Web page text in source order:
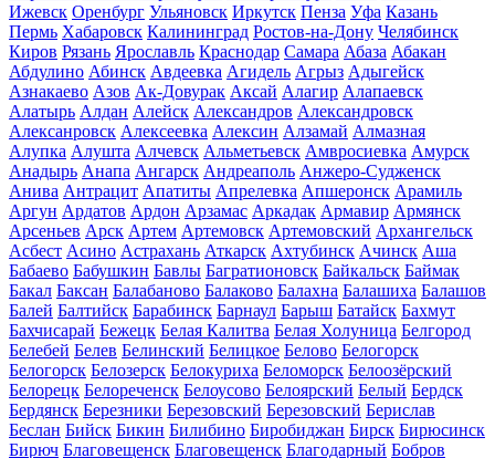
Ижевск Оренбург Ульяновск Иркутск Пенза Уфа Казань
Пермь Хабаровск Калининград Ростов-на-Дону Челябинск
Киров Рязань Ярославль Краснодар Самара Абаза Абакан
Абдулино Абинск Авдеевка Агидель Агрыз Адыгейск
Азнакаево Азов Ак-Довурак Аксай Алагир Алапаевск
Алатырь Алдан Алейск Александров Александровск
Алексанровск Алексеевка Алексин Алзамай Алмазная
Алупка Алушта Алчевск Альметьевск Амвросиевка Амурск
Анадырь Анапа Ангарск Андреаполь Анжеро-Судженск
Анива Антрацит Апатиты Апрелевка Апшеронск Арамиль
Аргун Ардатов Ардон Арзамас Аркадак Армавир Армянск
Арсеньев Арск Артем Артемовск Артемовский Архангельск
Асбест Асино Астрахань Аткарск Ахтубинск Ачинск Аша
Бабаево Бабушкин Бавлы Багратионовск Байкальск Баймак
Бакал Баксан Балабаново Балаково Балахна Балашиха Балашов
Балей Балтийск Барабинск Барнаул Барыш Батайск Бахмут
Бахчисарай Бежецк Белая Калитва Белая Холуница Белгород
Белебей Белев Белинский Белицкое Белово Белогорск
Белогорск Белозерск Белокуриха Беломорск Белоозёрский
Белорецк Белореченск Белоусово Белоярский Белый Бердск
Бердянск Березники Березовский Березовский Берислав
Беслан Бийск Бикин Билибино Биробиджан Бирск Бирюсинск
Бирюч Благовещенск Благовещенск Благодарный Бобров